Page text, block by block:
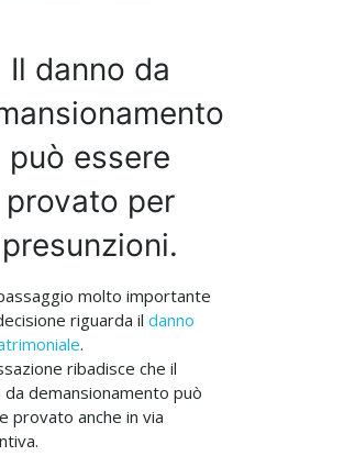
Il danno da
può essere
provato per
presunzioni.
molto importante
riguarda il danno
.
ribadisce che il
da demansionamento può
provato anche in via